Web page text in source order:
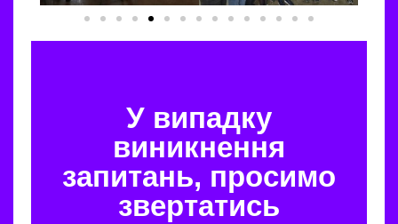
У випадку
виникнення
запитань, просимо
звертатись